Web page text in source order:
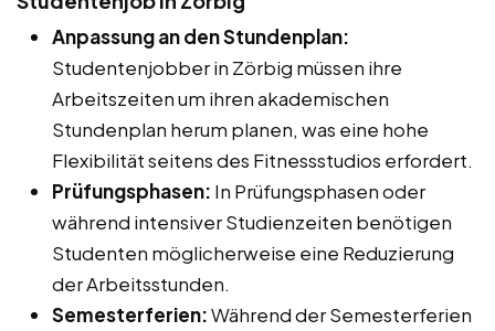
Anpassung an den Stundenplan:
Studentenjobber in Zörbig müssen ihre
Arbeitszeiten um ihren akademischen
Stundenplan herum planen, was eine hohe
Flexibilität seitens des Fitnessstudios erfordert.
Prüfungsphasen: In Prüfungsphasen oder
während intensiver Studienzeiten benötigen
Studenten möglicherweise eine Reduzierung
der Arbeitsstunden.
Semesterferien:Während der Semesterferien